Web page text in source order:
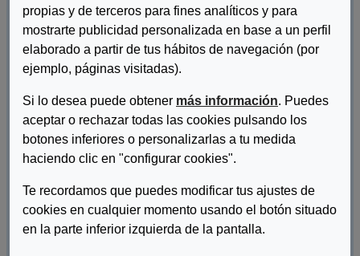
propias y de terceros para fines analíticos y para
mostrarte publicidad personalizada en base a un perfil
elaborado a partir de tus hábitos de navegación (por
ejemplo, páginas visitadas).
Si lo desea puede obtener más información. Puedes
aceptar o rechazar todas las cookies pulsando los
botones inferiores o personalizarlas a tu medida
haciendo clic en "configurar cookies".
Te recordamos que puedes modificar tus ajustes de
cookies en cualquier momento usando el botón situado
en la parte inferior izquierda de la pantalla.
Autor/es:
sectores de alojamiento, restauración y MICE.